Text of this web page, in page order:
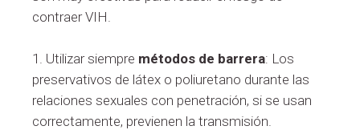
contraer VIH.
1. Utilizar siempre métodos de barrera: Los
preservativos de látex o poliuretano durante las
relaciones sexuales con penetración, si se usan
correctamente, previenen la transmisión.